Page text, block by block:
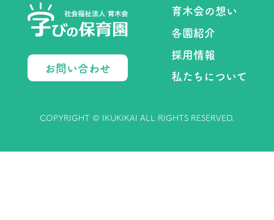
お問い合わせ
育木会の想い
各園紹介
採用情報
私たちについて
COPYRIGHT © IKUKIKAI ALL RIGHTS RESERVED.